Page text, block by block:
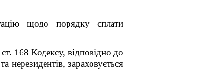
щодо порядку сплати
168 Кодексу, відповідно до
нерезидентів, зараховується